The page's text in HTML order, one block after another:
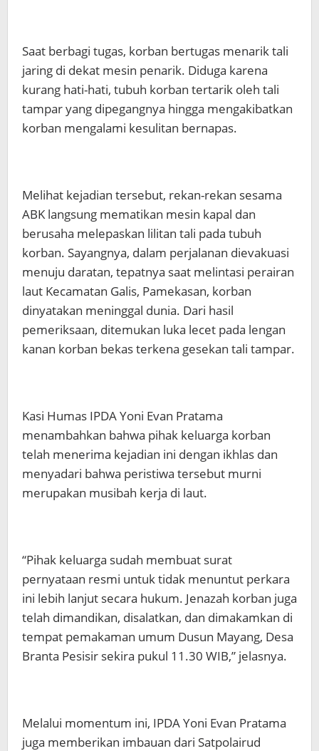
Saat berbagi tugas, korban bertugas menarik tali
jaring di dekat mesin penarik. Diduga karena
kurang hati-hati, tubuh korban tertarik oleh tali
tampar yang dipegangnya hingga mengakibatkan
korban mengalami kesulitan bernapas.
Melihat kejadian tersebut, rekan-rekan sesama
ABK langsung mematikan mesin kapal dan
berusaha melepaskan lilitan tali pada tubuh
korban. Sayangnya, dalam perjalanan dievakuasi
menuju daratan, tepatnya saat melintasi perairan
laut Kecamatan Galis, Pamekasan, korban
dinyatakan meninggal dunia. Dari hasil
pemeriksaan, ditemukan luka lecet pada lengan
kanan korban bekas terkena gesekan tali tampar.
Kasi Humas IPDA Yoni Evan Pratama
menambahkan bahwa pihak keluarga korban
telah menerima kejadian ini dengan ikhlas dan
menyadari bahwa peristiwa tersebut murni
merupakan musibah kerja di laut.
“Pihak keluarga sudah membuat surat
pernyataan resmi untuk tidak menuntut perkara
ini lebih lanjut secara hukum. Jenazah korban juga
telah dimandikan, disalatkan, dan dimakamkan di
tempat pemakaman umum Dusun Mayang, Desa
Branta Pesisir sekira pukul 11.30 WIB,” jelasnya.
Melalui momentum ini, IPDA Yoni Evan Pratama
juga memberikan imbauan dari Satpolairud